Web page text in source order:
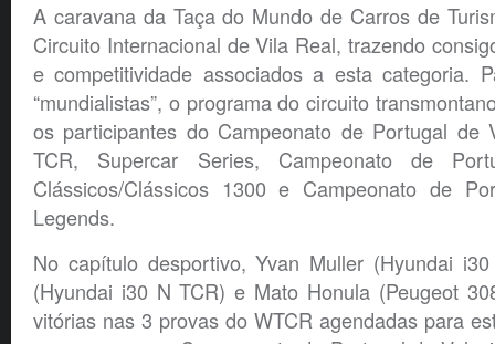
A caravana da Taça do Mundo de Carros de
Circuito Internacional de Vila Real, trazendo
e competitividade associados a esta categoria.
“mundialistas”, o programa do circuito
os participantes do Campeonato de Portugal de
TCR, Supercar Series, Campeonato de
Clássicos/Clássicos 1300 e Campeonato de
Legends.
No capítulo desportivo, Yvan Muller (Hyundai
(Hyundai i30 N TCR) e Mato Honula (Peugeot
vitórias nas 3 provas do WTCR agendadas para